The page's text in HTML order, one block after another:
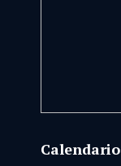
Calendario